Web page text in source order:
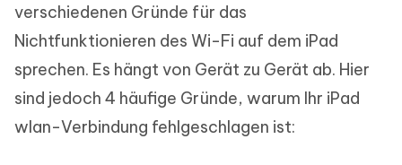
verschiedenen Gründe für das
Nichtfunktionieren des Wi-Fi auf dem iPad
sprechen. Es hängt von Gerät zu Gerät ab. Hier
sind jedoch 4 häufige Gründe, warum Ihr iPad
wlan-Verbindung fehlgeschlagen ist: